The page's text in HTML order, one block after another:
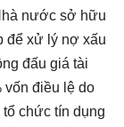
nước sở hữu
để xử lý nợ xấu
đấu giá tài
điều lệ do
chức tín dụng